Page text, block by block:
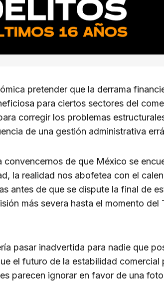
pretender que la derrama
para ciertos sectores del
corregir los problemas
de una gestión administrativa
de que México se
la realidad nos abofetea con el
antes de que se dispute la final de
más severa hasta el momento del
pasar inadvertida para nadie que
el futuro de la estabilidad comercial
parecen ignorar en favor de una